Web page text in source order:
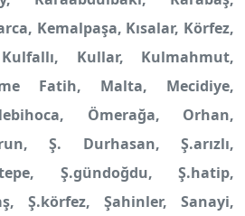
Kemalpaşa, Kısalar, Körfez,
Kullar, Kulmahmut,
Fatih, Malta, Mecidiye,
Ömerağa, Orhan,
Ş. Durhasan, Ş.arızlı,
Ş.gündoğdu, Ş.hatip,
Ş.körfez, Şahinler, Sanayi,